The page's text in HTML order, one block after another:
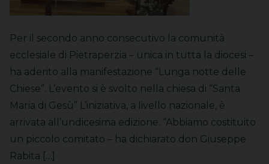
Per il secondo anno consecutivo la comunità
ecclesiale di Pietraperzia – unica in tutta la diocesi –
ha aderito alla manifestazione “Lunga notte delle
Chiese”. L’evento si è svolto nella chiesa di “Santa
Maria di Gesù” L’iniziativa, a livello nazionale, è
arrivata all’undicesima edizione. “Abbiamo costituito
un piccolo comitato – ha dichiarato don Giuseppe
Rabita […]